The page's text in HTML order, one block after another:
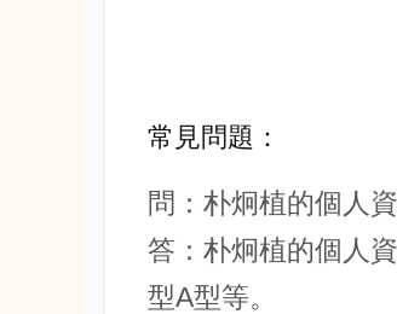
常見問題：
問：朴炯植的個人
答：朴炯植的個人
型A型等。